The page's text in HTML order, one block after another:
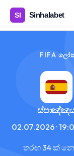
FIFA
02.07.2026 ·
තරඟ 34 ක්